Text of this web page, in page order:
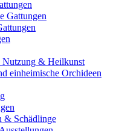
Gattungen
& Heilkunst
einheimische Orchideen
& Schädlinge